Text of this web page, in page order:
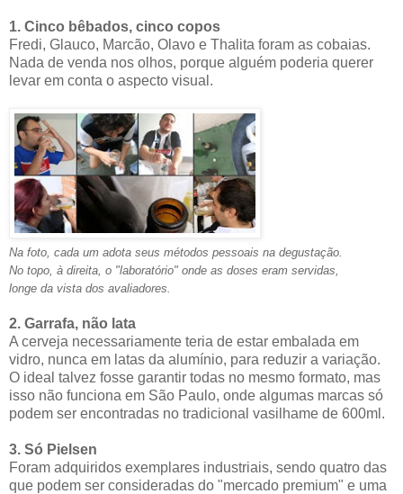
1. Cinco bêbados, cinco copos
Fredi, Glauco, Marcão, Olavo e Thalita foram as cobaias.
Nada de venda nos olhos, porque alguém poderia querer
levar em conta o aspecto visual.
Na foto, cada um adota seus métodos pessoais na degustação.
No topo, à direita, o "laboratório" onde as doses eram servidas,
longe da vista dos avaliadores.
2. Garrafa, não lata
A cerveja necessariamente teria de estar embalada em
vidro, nunca em latas da alumínio, para reduzir a variação.
O ideal talvez fosse garantir todas no mesmo formato, mas
isso não funciona em São Paulo, onde algumas marcas só
podem ser encontradas no tradicional vasilhame de 600ml.
3. Só Pielsen
Foram adquiridos exemplares industriais, sendo quatro das
que podem ser consideradas do "mercado premium" e uma